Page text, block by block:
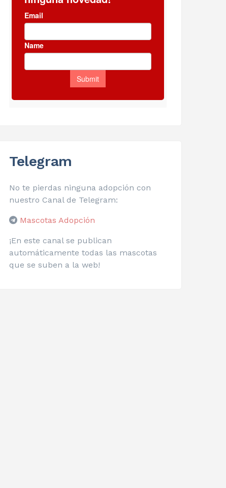
Telegram
No te pierdas ninguna adopción con
nuestro Canal de Telegram:
Mascotas Adopción
¡En este canal se publican
automáticamente todas las mascotas
que se suben a la web!